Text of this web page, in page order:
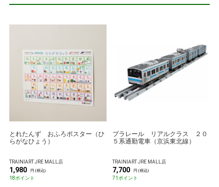
とれたんず おふろポスター（ひ
らがなひょう）
TRAINIART JRE MALL店
1,980 円 (税込)
18ポイント
プラレール リアルクラス ２０
５系通勤電車（京浜東北線）
TRAINIART JRE MALL店
7,700 円 (税込)
71ポイント